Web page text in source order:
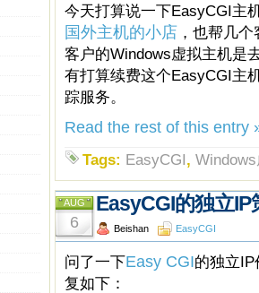
今天打算说一下EasyCGI主
国外主机的小店 ，也帮几
客户的Windows虚拟主机是
有打算续费这个EasyCGI主
踪服务。
Read the rest of this entry
Tags: EasyCGI,
AUG
6
EasyCGI的独立IP
Beishan EasyCGI
问了一下Easy CGI的独立
复如下：